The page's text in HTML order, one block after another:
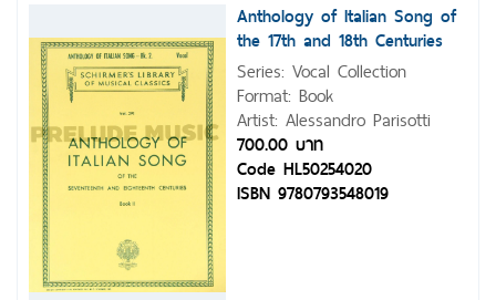
Anthology of Italian Song of
the 17th and 18th Centuries
Series: Vocal Collection
Format: Book
Artist: Alessandro Parisotti
700.00 บาท
Code HL50254020
ISBN 9780793548019